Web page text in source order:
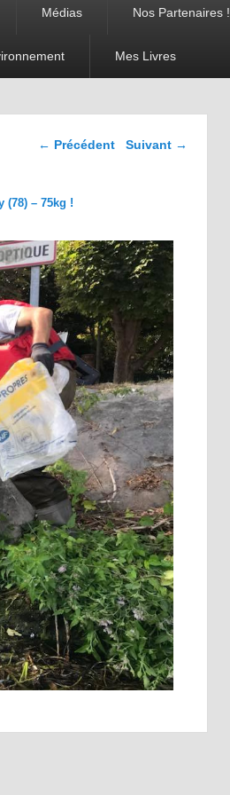
Médias Nos Partenaires !
Mes Livres
Navigation dans les
← Précédent Suivant →
(78) – 75kg !